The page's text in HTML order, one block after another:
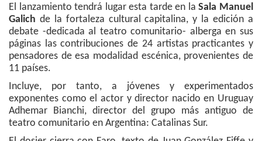
El lanzamiento tendrá lugar esta tarde en laSala Manuel
Galich de la fortaleza cultural capitalina, y la edición a
debate -dedicada al teatro comunitario- alberga en sus
páginas las contribuciones de 24 artistas practicantes y
pensadores de esa modalidad escénica, provenientes de
11 países.
Incluye, por tanto, a jóvenes y experimentados
exponentes como el actor y director nacido en Uruguay
Adhemar Bianchi, director del grupo más antiguo de
teatro comunitario en Argentina: Catalinas Sur.